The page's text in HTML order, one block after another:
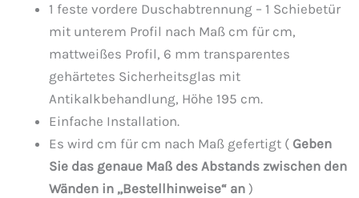
1 feste vordere Duschabtrennung – 1 Schiebetür
mit unterem Profil nach Maß cm für cm,
mattweißes Profil, 6 mm transparentes
gehärtetes Sicherheitsglas mit
Antikalkbehandlung, Höhe 195 cm.
Einfache Installation.
Es wird cm für cm nach Maß gefertigt ( Geben
Sie das genaue Maß des Abstands zwischen den
Wänden in „Bestellhinweise“ an )